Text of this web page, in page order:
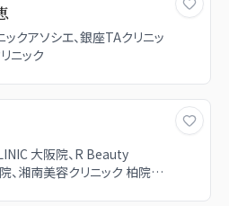
リニック） 大阪院
クアソシエ、銀座TAクリニッ
ニック
大阪院、R Beauty
、湘南美容クリニック 柏院、